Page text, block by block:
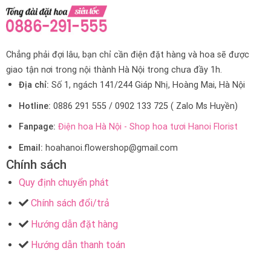
Chẳng phải đợi lâu, bạn chỉ cần điện đặt hàng và hoa sẽ được
giao tận nơi trong nội thành Hà Nội trong chưa đầy 1h.
Địa chỉ: Số 1, ngách 141/244 Giáp Nhị, Hoàng Mai, Hà Nội
Hotline: 0886 291 555 / 0902 133 725 ( Zalo Ms Huyền)
Fanpage: Điện hoa Hà Nội - Shop hoa tươi Hanoi Florist
Email: hoahanoi.flowershop@gmail.com
Chính sách
Quy định chuyển phát
Chính sách đổi/trả
Hướng dẫn đặt hàng
Hướng dẫn thanh toán